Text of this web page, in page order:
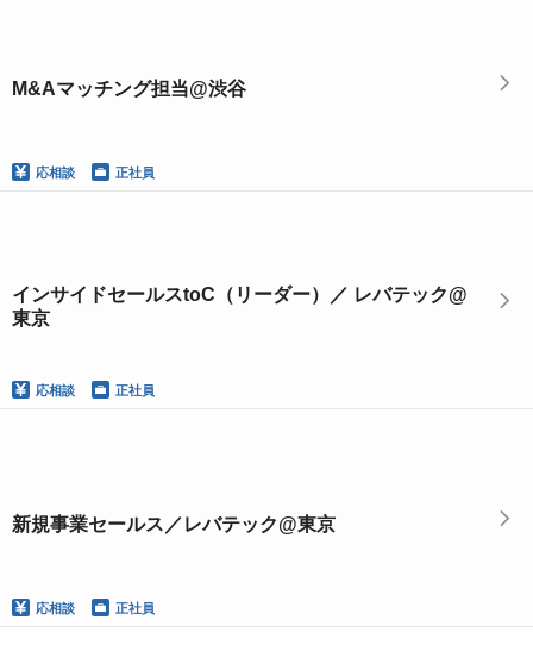
M&Aマッチング担当@渋谷
応相談 正社員
インサイドセールスtoC（リーダー）／ レバテック@
東京
応相談 正社員
新規事業セールス／レバテック@東京
応相談 正社員